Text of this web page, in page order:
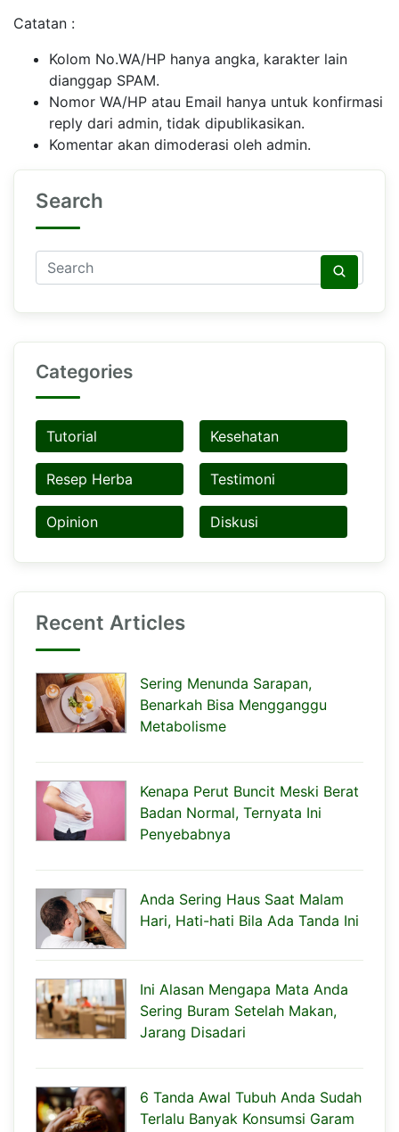
Catatan :
Kolom No.WA/HP hanya angka, karakter lain
dianggap SPAM.
Nomor WA/HP atau Email hanya untuk konfirmasi
reply dari admin, tidak dipublikasikan.
Komentar akan dimoderasi oleh admin.
Search
Categories
Tutorial Kesehatan
Resep Herba Testimoni
Opinion Diskusi
Recent Articles
Sering Menunda Sarapan,
Benarkah Bisa Mengganggu
Metabolisme
Kenapa Perut Buncit Meski Berat
Badan Normal, Ternyata Ini
Penyebabnya
Anda Sering Haus Saat Malam
Hari, Hati-hati Bila Ada Tanda Ini
Ini Alasan Mengapa Mata Anda
Sering Buram Setelah Makan,
Jarang Disadari
6 Tanda Awal Tubuh Anda Sudah
Terlalu Banyak Konsumsi Garam